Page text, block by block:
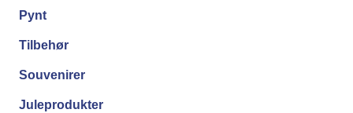
Pynt
Tilbehør
Souvenirer
Juleprodukter